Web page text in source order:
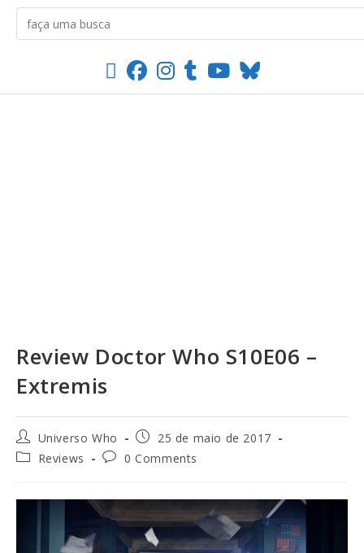
Review Doctor Who S10E06 –
Extremis
Universo Who
25 de maio de 2017
Reviews
0 Comments